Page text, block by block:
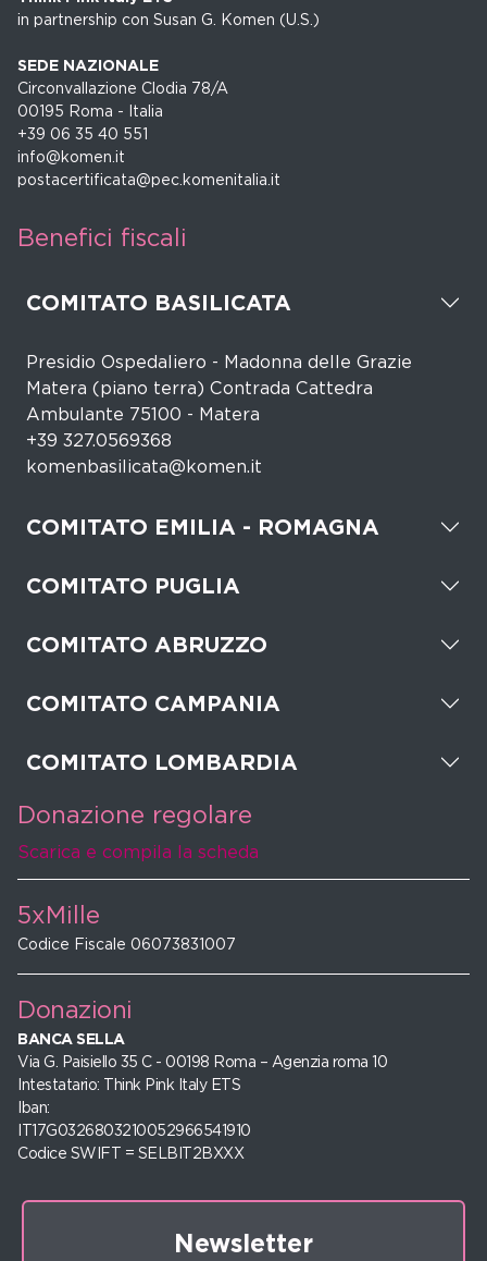
in partnership con Susan G. Komen (U.S.)
SEDE NAZIONALE
Circonvallazione Clodia 78/A
00195 Roma - Italia
+39 06 35 40 551
info@komen.it
postacertificata@pec.komenitalia.it
Benefici fiscali
COMITATO BASILICATA
Presidio Ospedaliero - Madonna delle Grazie
Matera (piano terra) Contrada Cattedra
Ambulante 75100 - Matera
+39 327.0569368
komenbasilicata@komen.it
COMITATO EMILIA - ROMAGNA
COMITATO PUGLIA
COMITATO ABRUZZO
COMITATO CAMPANIA
COMITATO LOMBARDIA
Donazione regolare
Scarica e compila la scheda
5xMille
Codice Fiscale 06073831007
Donazioni
BANCA SELLA
Via G. Paisiello 35 C - 00198 Roma – Agenzia roma 10
Intestatario: Think Pink Italy ETS
Iban:
IT17G0326803210052966541910
Codice SWIFT = SELBIT2BXXX
Newsletter